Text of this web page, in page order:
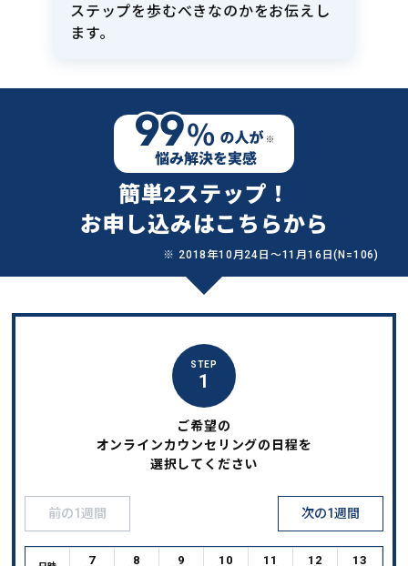
ステップを歩むべきなのかをお伝えし
ます。
簡単2ステップ！
お申し込みはこちらから
※ 2018年10月24日〜11月16日(N=106)
STEP
1
ご希望の
オンラインカウンセリングの日程を
選択してください
前の1週間 次の1週間
7
8
9
10
11
12
13